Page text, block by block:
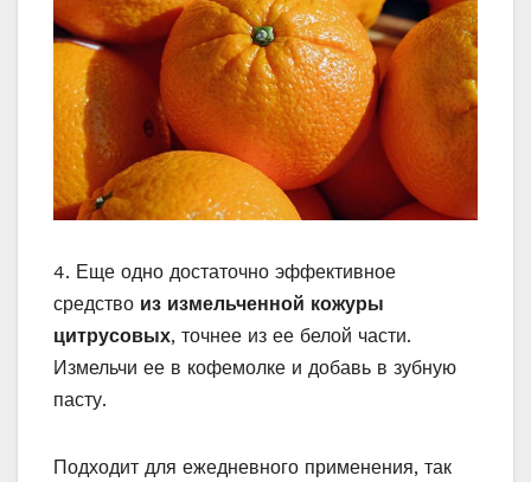
4. Еще одно достаточно эффективное
средство из измельченной кожуры
цитрусовых, точнее из ее белой части.
Измельчи ее в кофемолке и добавь в зубную
пасту.
Подходит для ежедневного применения, так